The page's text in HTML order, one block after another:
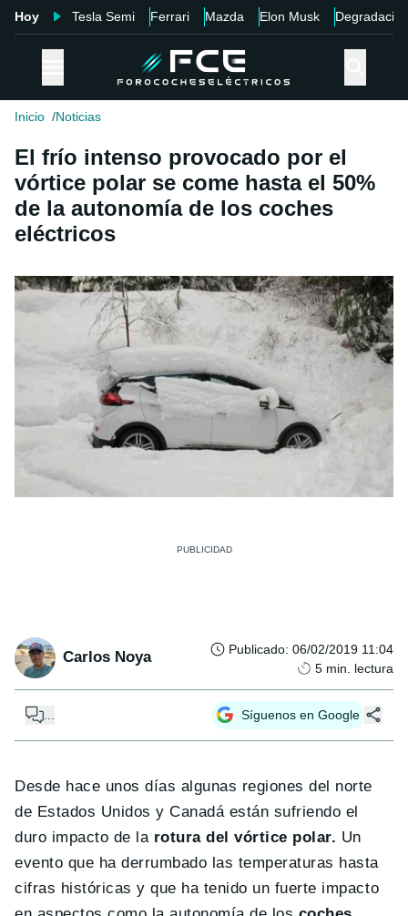
Hoy Tesla Semi Ferrari Mazda Elon Musk Degradación
Inicio Noticias
El frío intenso provocado por el
vórtice polar se come hasta el 50%
de la autonomía de los coches
eléctricos
Carlos Noya Publicado: 06/02/2019 11:04
5 min. lectura
Síguenos en Google
Desde hace unos días algunas regiones del norte
de Estados Unidos y Canadá están sufriendo el
duro impacto de la rotura del vórtice polar. Un
evento que ha derrumbado las temperaturas hasta
cifras históricas y que ha tenido un fuerte impacto